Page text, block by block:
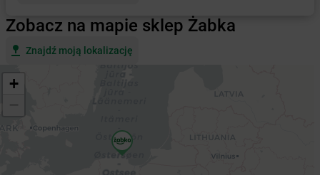
Zobacz na mapie sklep Żabka
Znajdź moją lokalizację
+